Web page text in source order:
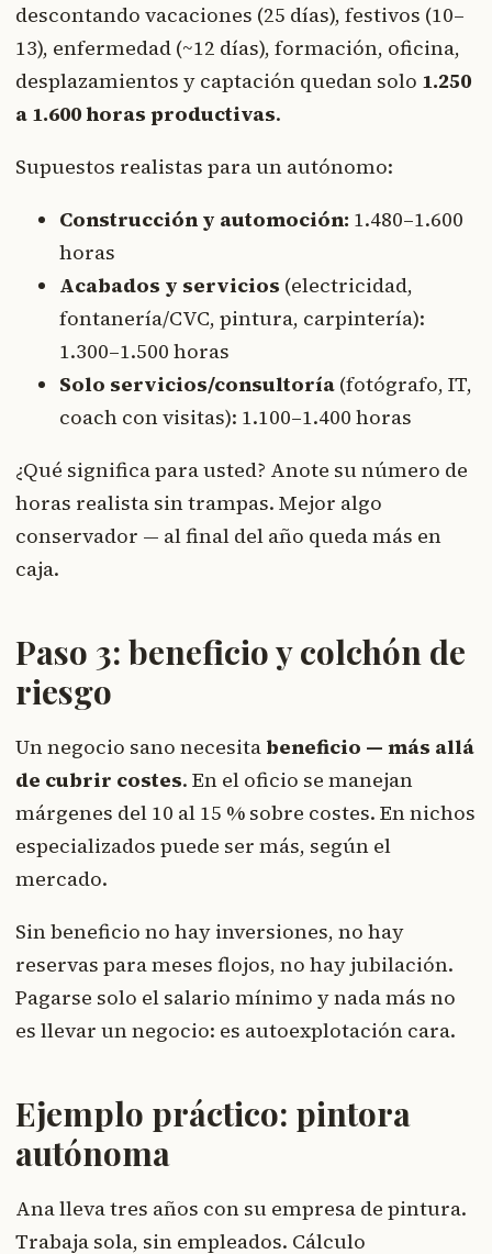
descontando vacaciones (25 días), festivos (10–
13), enfermedad (~12 días), formación, oficina,
desplazamientos y captación quedan solo 1.250
a 1.600 horas productivas.
Supuestos realistas para un autónomo:
Construcción y automoción: 1.480–1.600
horas
Acabados y servicios (electricidad,
fontanería/CVC, pintura, carpintería):
1.300–1.500 horas
Solo servicios/consultoría (fotógrafo, IT,
coach con visitas): 1.100–1.400 horas
¿Qué significa para usted? Anote su número de
horas realista sin trampas. Mejor algo
conservador — al final del año queda más en
caja.
Paso 3: beneficio y colchón de
riesgo
Un negocio sano necesita beneficio — más allá
de cubrir costes. En el oficio se manejan
márgenes del 10 al 15 % sobre costes. En nichos
especializados puede ser más, según el
mercado.
Sin beneficio no hay inversiones, no hay
reservas para meses flojos, no hay jubilación.
Pagarse solo el salario mínimo y nada más no
es llevar un negocio: es autoexplotación cara.
Ejemplo práctico: pintora
autónoma
Ana lleva tres años con su empresa de pintura.
Trabaja sola, sin empleados. Cálculo